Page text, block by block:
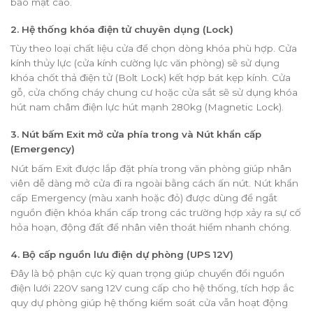
2. Hệ thống khóa điện tử chuyên dụng (Lock)
Tùy theo loại chất liệu cửa để chọn dòng khóa phù hợp. Cửa
kính thủy lực (cửa kính cường lực văn phòng) sẽ sử dụng
khóa chốt thả điện tử (Bolt Lock) kết hợp bát kẹp kính. Cửa
gỗ, cửa chống cháy chung cư hoặc cửa sắt sẽ sử dụng khóa
hút nam châm điện lực hút mạnh 280kg (Magnetic Lock).
3. Nút bấm Exit mở cửa phía trong và Nút khẩn cấp
(Emergency)
Nút bấm Exit được lắp đặt phía trong văn phòng giúp nhân
viên dễ dàng mở cửa đi ra ngoài bằng cách ấn nút. Nút khẩn
cấp Emergency (màu xanh hoặc đỏ) được dùng để ngắt
nguồn điện khóa khẩn cấp trong các trường hợp xảy ra sự cố
hỏa hoạn, động đất để nhân viên thoát hiểm nhanh chóng.
4. Bộ cấp nguồn lưu điện dự phòng (UPS 12V)
Đây là bộ phận cực kỳ quan trọng giúp chuyển đổi nguồn
điện lưới 220V sang 12V cung cấp cho hệ thống, tích hợp ắc
quy dự phòng giúp hệ thống kiểm soát cửa vẫn hoạt động